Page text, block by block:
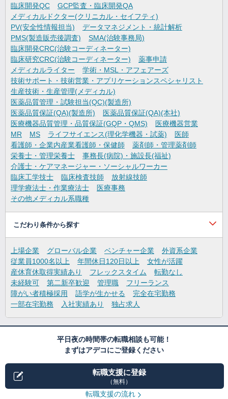
臨床開発QC
GCP監査・臨床開発QA
メディカルドクター(クリニカル・セイフティ)
PV(安全性情報担当)
データマネジメント・統計解析
PMS(製造販売後調査)
SMA(治験事務局)
臨床開発CRC(治験コーディネーター)
臨床研究CRC(治験コーディネーター)
薬事申請
メディカルライター
学術・MSL・アフェアーズ
技術サポート・技術営業・アプリケーションスペシャリスト
生産技術・生産管理(メディカル)
医薬品質管理・試験担当(QC)(製造所)
医薬品質保証(QA)(製造所)
医薬品質保証(QA)(本社)
医療機器品質管理・品質保証(GQP・QMS)
医療機器営業
MR
MS ライフサイエンス(理化学機器・試薬)
医師
看護師・企業内産業看護師・保健師
薬剤師・管理薬剤師
栄養士・管理栄養士
事務長(病院)・施設長(福祉)
介護士・ケアマネージャー・ソーシャルワーカー
臨床工学技士
臨床検査技師
放射線技師
理学療法士・作業療法士
医療事務
その他メディカル系職種
こだわり条件から探す
上場企業 グローバル企業 ベンチャー企業
外資系企業
従業員1000名以上
年間休日120日以上
女性が活躍
産休育休取得実績あり
フレックスタイム
転勤なし
未経験可
第二新卒歓迎 管理職
フリーランス
障がい者積極採用
語学が生かせる
完全在宅勤務
一部在宅勤務
入社実績あり 独占求人
平日夜の時間帯の転職相談も可能！
まずはアデコにご登録ください
転職支援に登録
（無料）
転職支援の流れ